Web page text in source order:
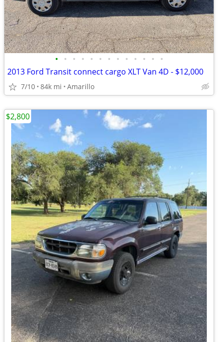
• • • • • • • • • • • • •
2013 Ford Transit connect cargo XLT Van 4D - $12,000
7/10 84k mi Amarillo
$2,800